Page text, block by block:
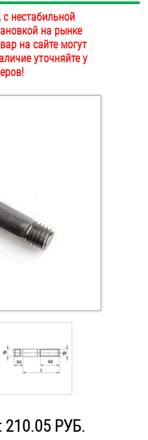
резьбой
яхт
нестабильной
на рынке
на сайте могут
уточняйте у
РУБ.